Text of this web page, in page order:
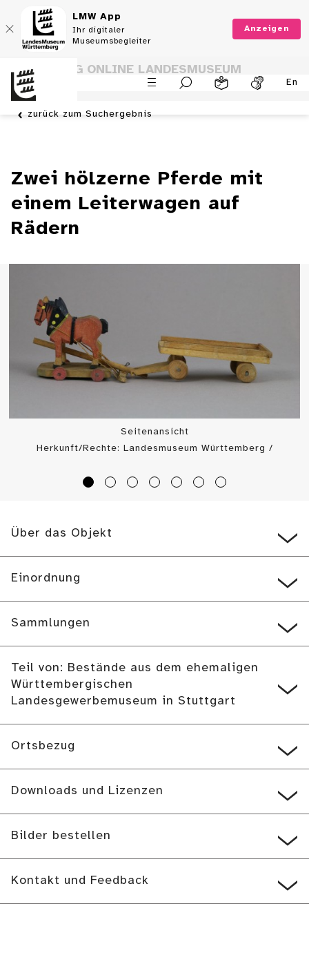
LMW App
Ihr digitaler
Museumsbegleiter
Anzeigen
En
SAMMLUNG ONLINE LANDESMUSEUM
WÜRTTEMBERG
zurück zum Suchergebnis
Zwei hölzerne Pferde mit
einem Leiterwagen auf
Rädern
Seitenansicht
Herkunft/Rechte: Landesmuseum Württemberg /
Über das Objekt
Einordnung
Sammlungen
Teil von: Bestände aus dem ehemaligen
Württembergischen
Landesgewerbemuseum in Stuttgart
Ortsbezug
Downloads und Lizenzen
Bilder bestellen
Kontakt und Feedback